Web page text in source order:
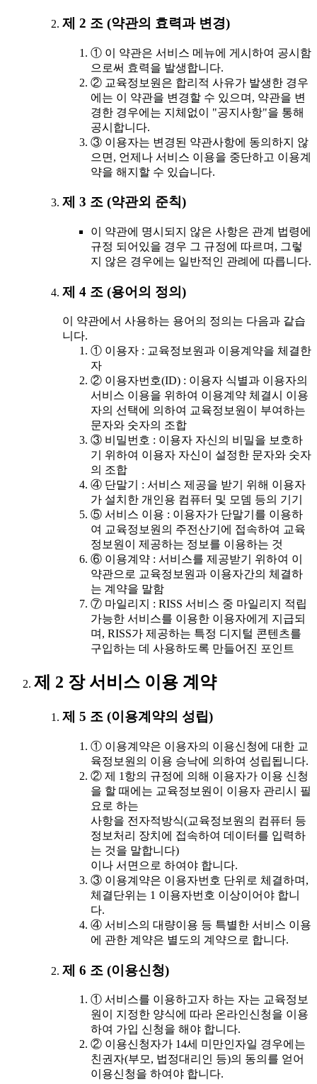
제 2 조 (약관의 효력과 변경)
① 이 약관은 서비스 메뉴에 게시하여 공시함
으로써 효력을 발생합니다.
② 교육정보원은 합리적 사유가 발생한 경우
에는 이 약관을 변경할 수 있으며, 약관을 변
경한 경우에는 지체없이 "공지사항"을 통해
공시합니다.
③ 이용자는 변경된 약관사항에 동의하지 않
으면, 언제나 서비스 이용을 중단하고 이용계
약을 해지할 수 있습니다.
제 3 조 (약관외 준칙)
이 약관에 명시되지 않은 사항은 관계 법령에
규정 되어있을 경우 그 규정에 따르며, 그렇
지 않은 경우에는 일반적인 관례에 따릅니다.
제 4 조 (용어의 정의)
이 약관에서 사용하는 용어의 정의는 다음과 같습
니다.
① 이용자 : 교육정보원과 이용계약을 체결한
자
② 이용자번호(ID) : 이용자 식별과 이용자의
서비스 이용을 위하여 이용계약 체결시 이용
자의 선택에 의하여 교육정보원이 부여하는
문자와 숫자의 조합
③ 비밀번호 : 이용자 자신의 비밀을 보호하
기 위하여 이용자 자신이 설정한 문자와 숫자
의 조합
④ 단말기 : 서비스 제공을 받기 위해 이용자
가 설치한 개인용 컴퓨터 및 모뎀 등의 기기
⑤ 서비스 이용 : 이용자가 단말기를 이용하
여 교육정보원의 주전산기에 접속하여 교육
정보원이 제공하는 정보를 이용하는 것
⑥ 이용계약 : 서비스를 제공받기 위하여 이
약관으로 교육정보원과 이용자간의 체결하
는 계약을 말함
⑦ 마일리지 : RISS 서비스 중 마일리지 적립
가능한 서비스를 이용한 이용자에게 지급되
며, RISS가 제공하는 특정 디지털 콘텐츠를
구입하는 데 사용하도록 만들어진 포인트
제 2 장 서비스 이용 계약
제 5 조 (이용계약의 성립)
① 이용계약은 이용자의 이용신청에 대한 교
육정보원의 이용 승낙에 의하여 성립됩니다.
② 제 1항의 규정에 의해 이용자가 이용 신청
을 할 때에는 교육정보원이 이용자 관리시 필
요로 하는
사항을 전자적방식(교육정보원의 컴퓨터 등
정보처리 장치에 접속하여 데이터를 입력하
는 것을 말합니다)
이나 서면으로 하여야 합니다.
③ 이용계약은 이용자번호 단위로 체결하며,
체결단위는 1 이용자번호 이상이어야 합니
다.
④ 서비스의 대량이용 등 특별한 서비스 이용
에 관한 계약은 별도의 계약으로 합니다.
제 6 조 (이용신청)
① 서비스를 이용하고자 하는 자는 교육정보
원이 지정한 양식에 따라 온라인신청을 이용
하여 가입 신청을 해야 합니다.
② 이용신청자가 14세 미만인자일 경우에는
친권자(부모, 법정대리인 등)의 동의를 얻어
이용신청을 하여야 합니다.